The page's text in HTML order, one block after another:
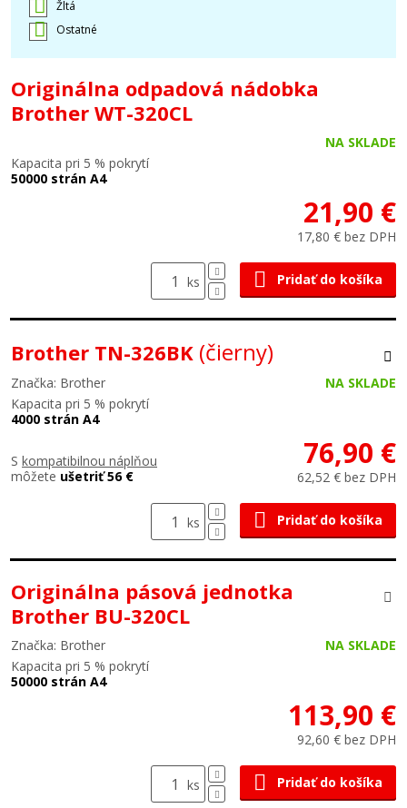
Žltá
Ostatné
Originálna odpadová nádobka
Brother WT-320CL
NA SKLADE
Kapacita pri 5 % pokrytí
50000 strán A4
21,90 €
17,80 € bez DPH
ks Pridať do košíka
Brother TN-326BK (čierny)
Značka: Brother
NA SKLADE
Kapacita pri 5 % pokrytí
4000 strán A4
S kompatibilnou náplňou
môžete ušetriť 56 €
76,90 €
62,52 € bez DPH
ks Pridať do košíka
Originálna pásová jednotka
Brother BU-320CL
Značka: Brother
NA SKLADE
Kapacita pri 5 % pokrytí
50000 strán A4
113,90 €
92,60 € bez DPH
ks Pridať do košíka